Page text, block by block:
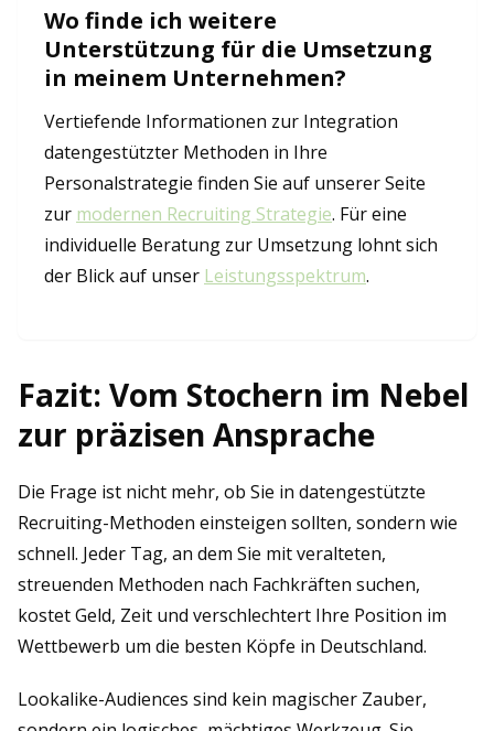
Wo finde ich weitere
Unterstützung für die Umsetzung
in meinem Unternehmen?
Vertiefende Informationen zur Integration
datengestützter Methoden in Ihre
Personalstrategie finden Sie auf unserer Seite
zur modernen Recruiting Strategie. Für eine
individuelle Beratung zur Umsetzung lohnt sich
der Blick auf unser Leistungsspektrum.
Fazit: Vom Stochern im Nebel
zur präzisen Ansprache
Die Frage ist nicht mehr, ob Sie in datengestützte
Recruiting-Methoden einsteigen sollten, sondern wie
schnell. Jeder Tag, an dem Sie mit veralteten,
streuenden Methoden nach Fachkräften suchen,
kostet Geld, Zeit und verschlechtert Ihre Position im
Wettbewerb um die besten Köpfe in Deutschland.
Lookalike-Audiences sind kein magischer Zauber,